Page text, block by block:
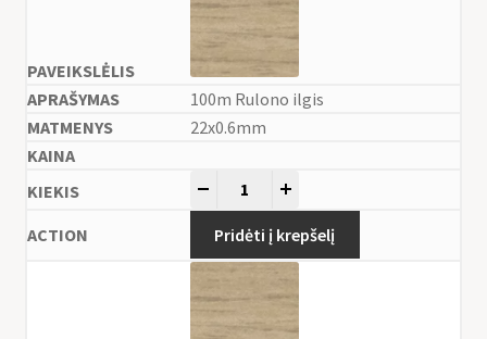
100m Rulono ilgis
22x0.6mm
Pridėti į krepšelį